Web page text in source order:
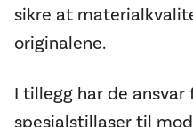
sikre at
originalene.
I tillegg har de
spesialstillaser til